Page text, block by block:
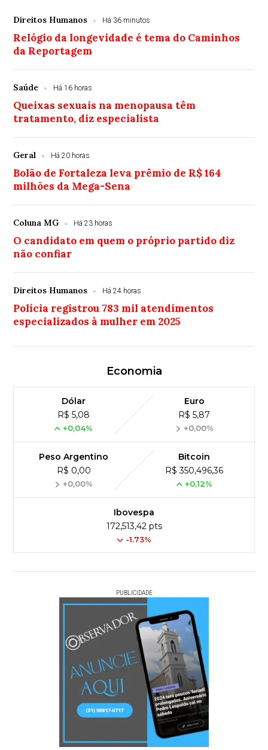
Direitos Humanos Há 36 minutos
Relógio da longevidade é tema do Caminhos
da Reportagem
Saúde Há 16 horas
Queixas sexuais na menopausa têm
tratamento, diz especialista
Geral Há 20 horas
Bolão de Fortaleza leva prêmio de R$ 164
milhões da Mega-Sena
Coluna MG Há 23 horas
O candidato em quem o próprio partido diz
não confiar
Direitos Humanos Há 24 horas
Polícia registrou 783 mil atendimentos
especializados à mulher em 2025
Economia
Dólar
R$ 5,08
+0,04%
Euro
R$ 5,87
+0,00%
Peso Argentino
R$ 0,00
+0,00%
Bitcoin
R$ 350,496,36
+0,12%
Ibovespa
172,513,42 pts
-1.73%
PUBLICIDADE